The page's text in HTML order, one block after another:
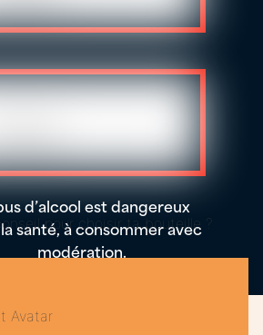
d’alcool est dangereux
santé, à consommer avec
modération.
confidentialités et cookies
pour choisir ta bouteille ?